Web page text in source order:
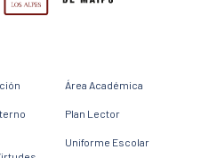
Área Académica
Plan Lector
Uniforme Escolar